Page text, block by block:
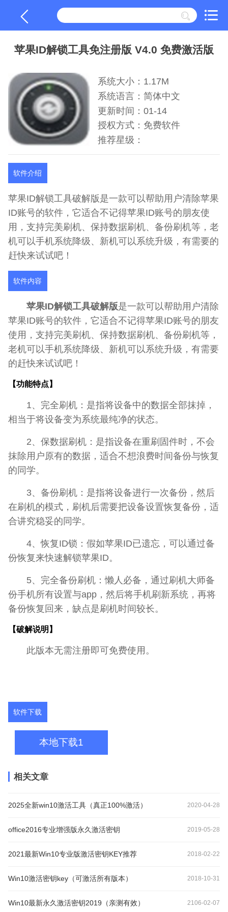
苹果ID解锁工具免注册版 V4.0 免费激活版
系统大小：1.17M
系统语言：简体中文
更新时间：01-14
授权方式：免费软件
推荐星级：
软件介绍
苹果ID解锁工具破解版是一款可以帮助用户清除苹果
ID账号的软件，它适合不记得苹果ID账号的朋友使
用，支持完美刷机、保持数据刷机、备份刷机等，老
机可以手机系统降级、新机可以系统升级，有需要的
赶快来试试吧！
软件内容
苹果ID解锁工具破解版是一款可以帮助用户清除
苹果ID账号的软件，它适合不记得苹果ID账号的朋友
使用，支持完美刷机、保持数据刷机、备份刷机等，
老机可以手机系统降级、新机可以系统升级，有需要
的赶快来试试吧！
【功能特点】
1、完全刷机：是指将设备中的数据全部抹掉，
相当于将设备变为系统最纯净的状态。
2、保数据刷机：是指设备在重刷固件时，不会
抹除用户原有的数据，适合不想浪费时间备份与恢复
的同学。
3、备份刷机：是指将设备进行一次备份，然后
在刷机的模式，刷机后需要把设备设置恢复备份，适
合讲究稳妥的同学。
4、恢复ID锁：假如苹果ID已遗忘，可以通过备
份恢复来快速解锁苹果ID。
5、完全备份刷机：懒人必备，通过刷机大师备
份手机所有设置与app，然后将手机刷新系统，再将
备份恢复回来，缺点是刷机时间较长。
【破解说明】
此版本无需注册即可免费使用。
软件下载
本地下载1
相关文章
2025全新win10激活工具（真正100%激活） 2020-04-28
office2016专业增强版永久激活密钥 2019-05-28
2021最新Win10专业版激活密钥KEY推荐 2018-02-22
Win10激活密钥key（可激活所有版本） 2018-10-31
Win10最新永久激活密钥2019（亲测有效） 2106-02-07